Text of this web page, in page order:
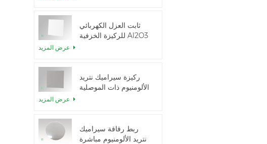
ثابت العزل الكهربائي
للركيزة الخزفية Al2O3
ركيزة سيراميك نتريد
الألومنيوم ذات الموصلية
ربط رقاقة سيراميك
نتريد الألومنيوم مباشرة